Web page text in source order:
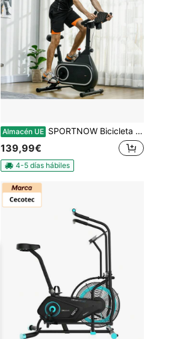
Almacén UE SPORTNOW Bicicleta Estática Bicicleta de Fitness con Resistencia Ajustable en 8 Niveles Pantalla LCD Volante Silencioso y Soporte para Botella Carga 150 kg para Entrenamiento en Hogar Gimnasio Negro
139,99€
4-5 días hábiles